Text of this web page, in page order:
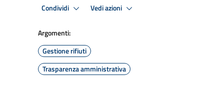
Condividi Vedi azioni
Argomenti:
Gestione rifiuti
Trasparenza amministrativa